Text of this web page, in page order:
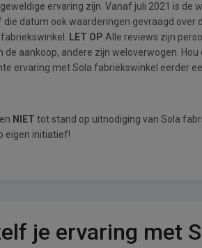
ervaring zijn. Vanaf juli 2021 is de
datum ook waarderingen gevraagd over
LET OP Alle reviews zijn
de aankoop, andere zijn weloverwogen.
ervaring met Sola fabriekswinkel eerder
NIET tot stand op uitnodiging van Sola
eigen initiatief!
je ervaring met